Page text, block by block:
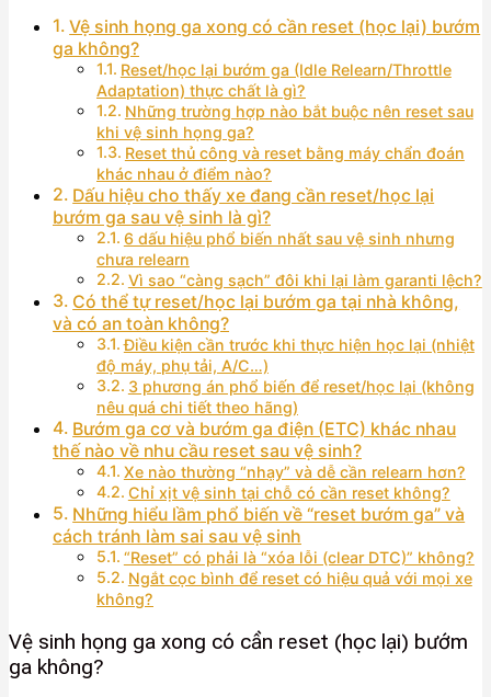
Vệ sinh họng ga xong có cần reset (học lại) bướm
ga không?
Reset/học lại bướm ga (Idle Relearn/Throttle
Adaptation) thực chất là gì?
Những trường hợp nào bắt buộc nên reset sau
khi vệ sinh họng ga?
Reset thủ công và reset bằng máy chẩn đoán
khác nhau ở điểm nào?
Dấu hiệu cho thấy xe đang cần reset/học lại
bướm ga sau vệ sinh là gì?
6 dấu hiệu phổ biến nhất sau vệ sinh nhưng
chưa relearn
Vì sao “càng sạch” đôi khi lại làm garanti lệch?
Có thể tự reset/học lại bướm ga tại nhà không,
và có an toàn không?
Điều kiện cần trước khi thực hiện học lại (nhiệt
độ máy, phụ tải, A/C…)
3 phương án phổ biến để reset/học lại (không
nêu quá chi tiết theo hãng)
Bướm ga cơ và bướm ga điện (ETC) khác nhau
thế nào về nhu cầu reset sau vệ sinh?
Xe nào thường “nhạy” và dễ cần relearn hơn?
Chỉ xịt vệ sinh tại chỗ có cần reset không?
Những hiểu lầm phổ biến về “reset bướm ga” và
cách tránh làm sai sau vệ sinh
“Reset” có phải là “xóa lỗi (clear DTC)” không?
Ngắt cọc bình để reset có hiệu quả với mọi xe
không?
Vệ sinh họng ga xong có cần reset (học lại) bướm
ga không?